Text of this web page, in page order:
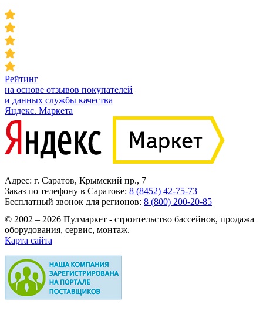
Рейтинг
на основе отзывов покупателей
и данных службы качества
Яндекс. Маркета
Адрес: г. Саратов, Крымский пр., 7
Заказ по телефону в Саратове: 8 (8452) 42-75-73
Бесплатный звонок для регионов: 8 (800) 200-20-85
© 2002 – 2026 Пулмаркет - строительство бассейнов, продажа
оборудования, сервис, монтаж.
Карта сайта